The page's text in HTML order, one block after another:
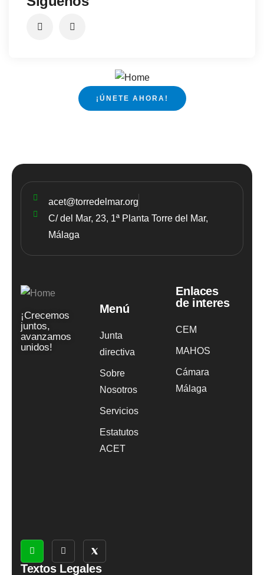
¡ÚNETE AHORA!
acet@torredelmar.org
C/ del Mar, 23, 1ª Planta Torre del Mar,
Málaga
¡Crecemos
juntos,
avanzamos
unidos!
Menú
Junta
directiva
Sobre
Nosotros
Servicios
Estatutos
ACET
Enlaces
de interes
CEM
MAHOS
Cámara
Málaga
Textos Legales